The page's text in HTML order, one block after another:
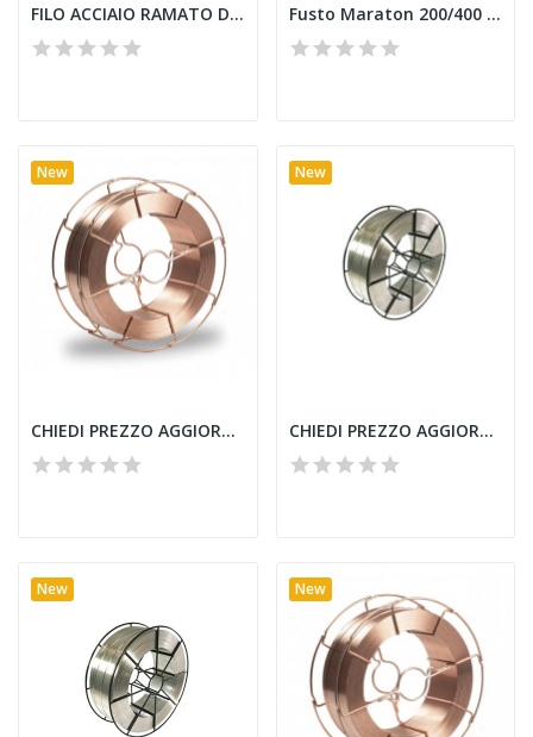
FILO ACCIAIO RAMATO DIAMETRO 1.0 SG2 JASIC-KISWEL Fusto Maraton 200/400 kg
New
CHIEDI PREZZO AGGIORNATO - FILO FRO FILCORD 90...
New
CHIEDI PREZZO AGGIORNATO - FILO ALLUMINIO ALMg...
New New